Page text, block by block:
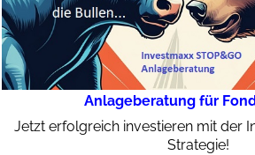
Anlageberatung für
Jetzt erfolgreich investieren mit der
Strategie!